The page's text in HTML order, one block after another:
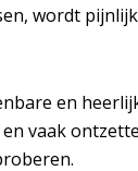
wordt
en
vaak